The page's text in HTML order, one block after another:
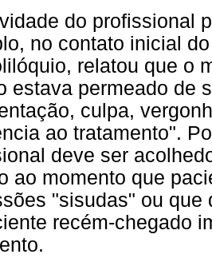
do profissional
no contato inicial
relatou que o
estava permeado de
culpa,
ao tratamento".
deve ser
ao momento que
"sisudas" ou que
recém-chegado